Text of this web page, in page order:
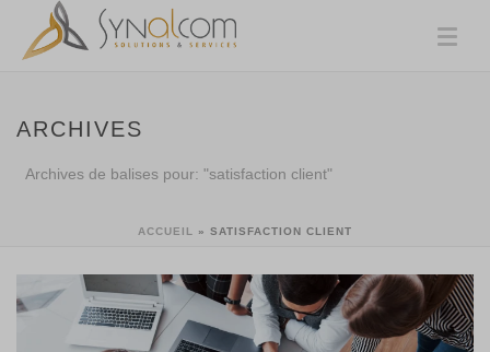
ARCHIVES
Archives de balises pour: "satisfaction client"
ACCUEIL » SATISFACTION CLIENT